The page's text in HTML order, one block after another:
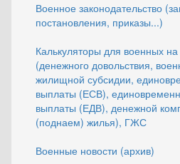
Военное законодательство
постановления, приказы...)
Калькуляторы для военных на
(денежного довольствия,
жилищной субсидии,
выплаты (ЕСВ),
выплаты (ЕДВ), денежной
(поднаем) жилья), ГЖС
Военные новости (архив)